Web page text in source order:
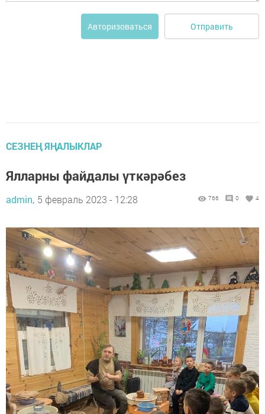
Авторизоваться Отправить
СЕЗНЕҢ ЯҢАЛЫКЛАР
Ялларны файдалы үткәрәбез
admin, 5 февраль 2023 - 12:28 766 0 4